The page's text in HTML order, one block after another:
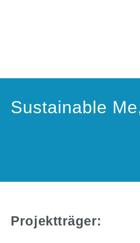
Sustainable
Projektträger: